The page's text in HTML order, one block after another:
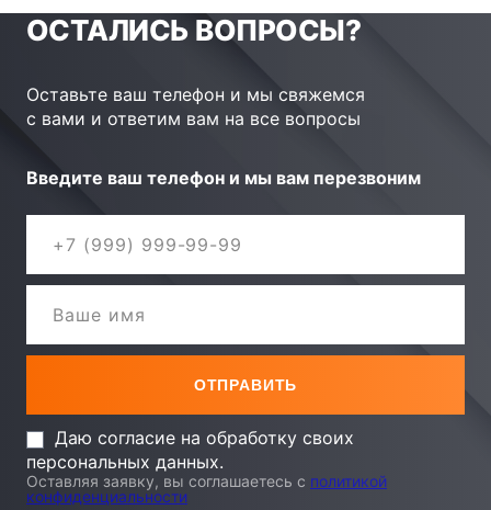
ОСТАЛИСЬ ВОПРОСЫ?
Оставьте ваш телефон и мы свяжемся
с вами и ответим вам на все вопросы
Введите ваш телефон и мы вам перезвоним
Даю согласие на обработку своих
персональных данных.
Оставляя заявку, вы соглашаетесь с политикой
конфиденциальности